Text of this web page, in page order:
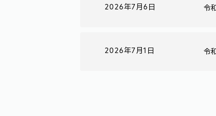
2026年7月6日 令
2026年7月1日 令